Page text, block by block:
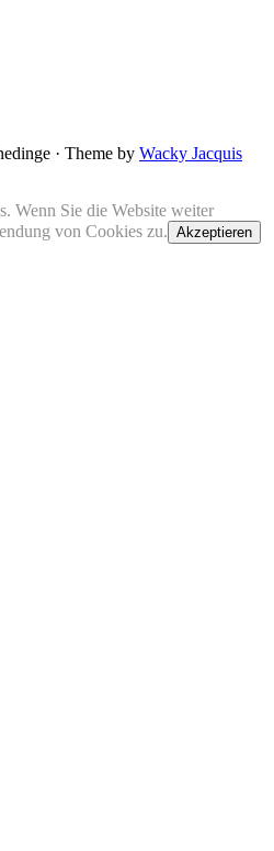
· Theme by Wacky Jacquis
Wenn Sie die Website weiter
von Cookies zu. Akzeptieren